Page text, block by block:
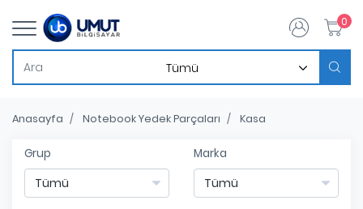
0
Anasayfa Notebook Yedek Parçaları Kasa
Grup Marka